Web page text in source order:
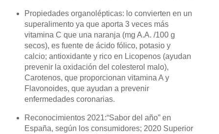
Propiedades organolépticas: lo convierten en un
superalimento ya que aporta 3 veces más
vitamina C que una naranja (mg A.A. /100 g
secos), es fuente de ácido fólico, potasio y
calcio; antioxidante y rico en Licopenos (ayudan
prevenir la oxidación del colesterol malo),
Carotenos, que proporcionan vitamina A y
Flavonoides, que ayudan a prevenir
enfermedades coronarias.
Reconocimientos 2021:“Sabor del año” en
España, según los consumidores; 2020 Superior